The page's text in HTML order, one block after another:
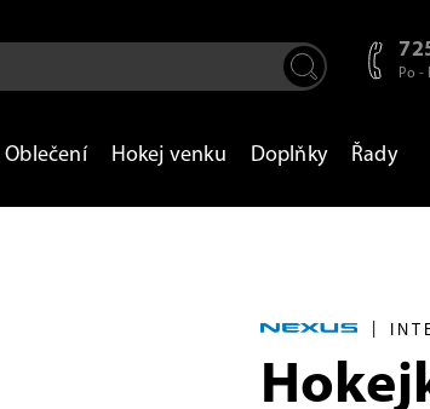
Po -
Oblečení Hokej venku Doplňky Řady